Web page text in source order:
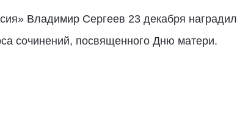
Владимир Сергеев 23 декабря наградил
сочинений, посвященного Дню матери.